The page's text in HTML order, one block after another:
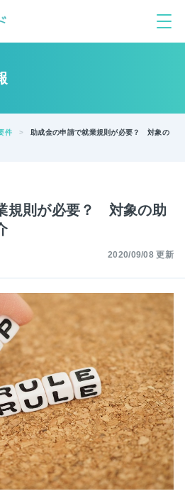
件
助成金の申請で就業規則が必要？ 対象の
規則が必要？ 対象の助
2020/09/08 更新